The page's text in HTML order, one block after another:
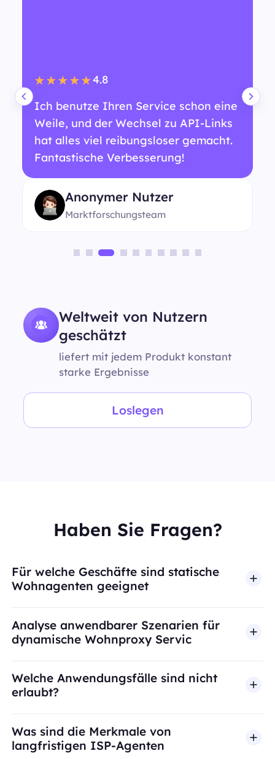
★★★★★4.8
Ich benutze Ihren Service schon eine
Weile, und der Wechsel zu API-Links
hat alles viel reibungsloser gemacht.
Fantastische Verbesserung!
Anonymer Nutzer
Marktforschungsteam
Weltweit von Nutzern
geschätzt
liefert mit jedem Produkt konstant
starke Ergebnisse
Loslegen
Haben Sie Fragen?
Für welche Geschäfte sind statische
Wohnagenten geeignet
Analyse anwendbarer Szenarien für
dynamische Wohnproxy Servic
Welche Anwendungsfälle sind nicht
erlaubt?
BestProxy unterstützt keinen Betrug, Spam,
Was sind die Merkmale von
langfristigen ISP-Agenten